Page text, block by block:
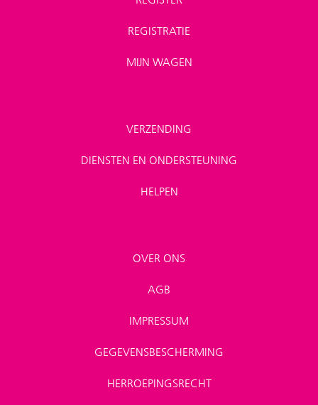
REGISTRATIE
MIJN WAGEN
VERZENDING
DIENSTEN EN ONDERSTEUNING
HELPEN
OVER ONS
AGB
IMPRESSUM
GEGEVENSBESCHERMING
HERROEPINGSRECHT